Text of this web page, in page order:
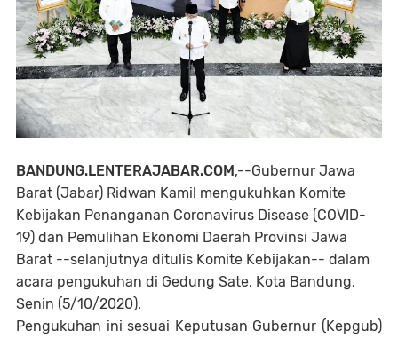
BANDUNG.LENTERAJABAR.COM,--Gubernur Jawa
Barat (Jabar) Ridwan Kamil mengukuhkan Komite
Kebijakan Penanganan Coronavirus Disease (COVID-
19) dan Pemulihan Ekonomi Daerah Provinsi Jawa
Barat --selanjutnya ditulis Komite Kebijakan-- dalam
acara pengukuhan di Gedung Sate, Kota Bandung,
Senin (5/10/2020).
Pengukuhan ini sesuai Keputusan Gubernur (Kepgub)